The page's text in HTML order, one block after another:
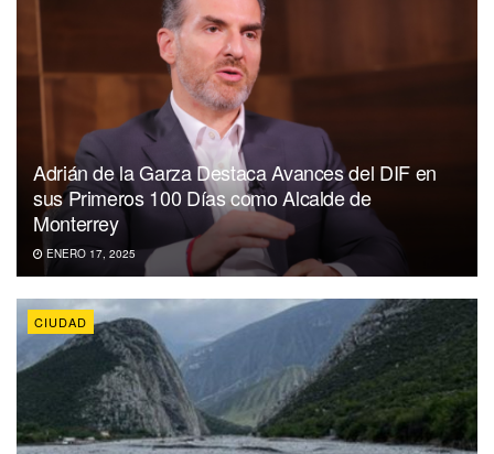
Adrián de la Garza Destaca Avances del DIF en
sus Primeros 100 Días como Alcalde de
Monterrey
ENERO 17, 2025
CIUDAD